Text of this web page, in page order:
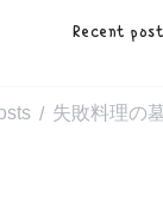
Recent
/ 失敗料理の